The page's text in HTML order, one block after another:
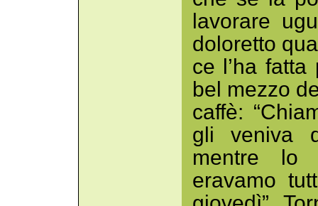
lavorare
doloretto
ce l’ha
bel mezzo
caffè:
gli veniva
mentre lo
eravamo